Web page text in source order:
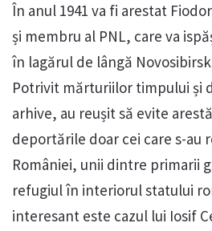
În anul 1941 va fi arestat
și membru al PNL, care va
în lagărul de lângă
Potrivit mărturiilor timpului și
arhive, au reușit să evite
deportările doar cei care s-au
României, unii dintre primarii
refugiul în interiorul statului
interesant este cazul lui Iosif